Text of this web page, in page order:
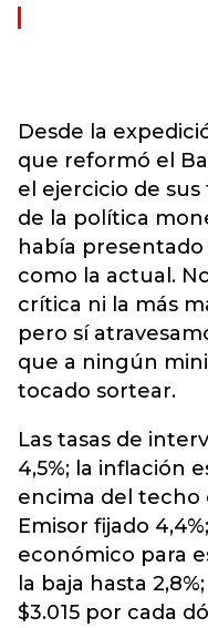
Desde la
que reformó el
el ejercicio de
de la política
había
como la actual.
crítica ni la más
pero sí
que a ningún
tocado sortear.
Las tasas de
4,5%; la inflación
encima del techo
Emisor fijado
económico para
la baja hasta
$3.015 por cada